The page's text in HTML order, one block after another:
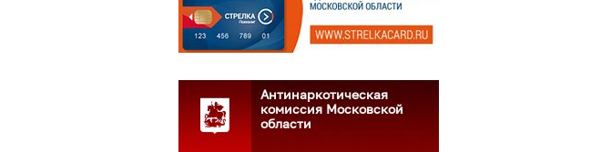
Антинаркотическая
комиссия Московской
области